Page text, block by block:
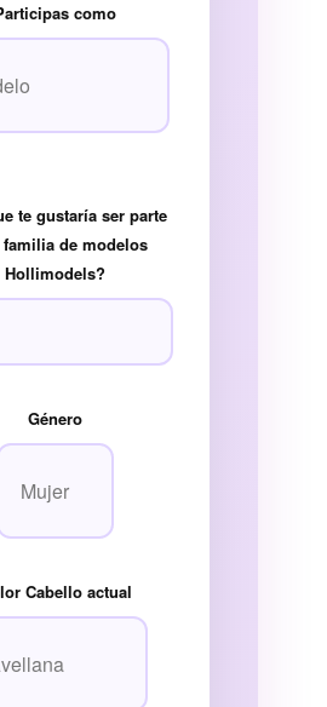
como
te gustaría ser parte
familia de modelos
Hollimodels?
Género
Cabello actual